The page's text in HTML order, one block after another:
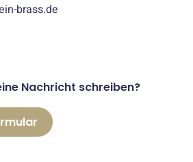
brass.de
Nachricht schreiben?